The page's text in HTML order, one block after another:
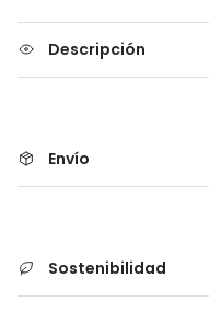
Descripción
Envío
Sostenibilidad